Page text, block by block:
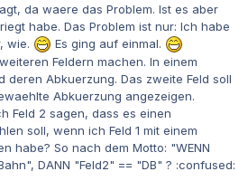
da waere das Problem. Ist es aber
habe. Das Problem ist nur: Ich habe
wie.
Es ging auf einmal.
Feldern machen. In einem
deren Abkuerzung. Das zweite Feld soll
Abkuerzung angezeigen.
Feld 2 sagen, dass es einen
soll, wenn ich Feld 1 mit einem
habe? So nach dem Motto: "WENN
DANN "Feld2" == "DB" ? :confused: